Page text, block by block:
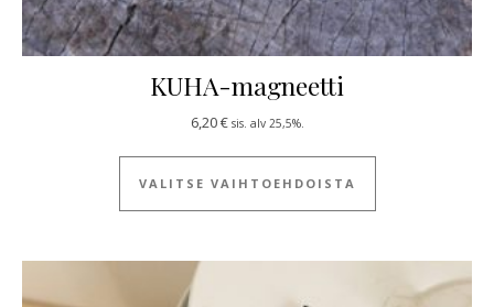
KUHA-magneetti
6,20€ sis. alv 25,5%.
VALITSE VAIHTOEHDOISTA
Tällä tuotteella